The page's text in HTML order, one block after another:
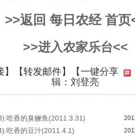
>>返回 每日农经 首页
>>进入农家乐台<<
】【转发邮件】
【一键分享
辑：刘登亮
吃香的臭鳜鱼(2011.3.31)
吃香的豆汁(2011.4.1)